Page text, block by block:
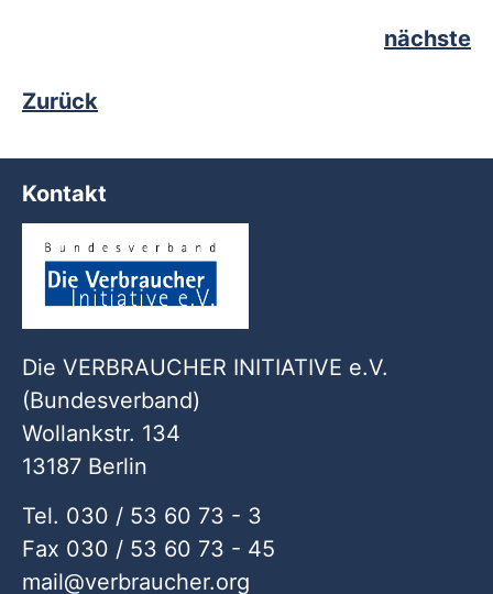
nächste
Zurück
h
Kontakt
Die VERBRAUCHER INITIATIVE e.V.
(Bundesverband)
Wollankstr. 134
13187 Berlin
Tel. 030 / 53 60 73 - 3
Fax 030 / 53 60 73 - 45
mail
verbraucher org